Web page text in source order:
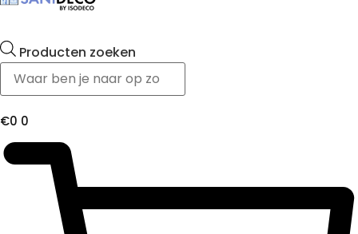
Producten zoeken
€0 0